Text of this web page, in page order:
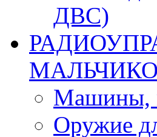
ДВС)
Машины,
Оружие